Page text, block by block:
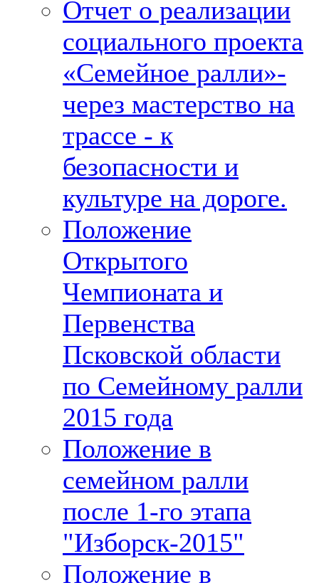
Отчет о реализации
социального проекта
«Семейное ралли»-
через мастерство на
трассе - к
безопасности и
культуре на дороге.
Положение
Открытого
Чемпионата и
Первенства
Псковской области
по Семейному ралли
2015 года
Положение в
семейном ралли
после 1-го этапа
"Изборск-2015"
Положение в